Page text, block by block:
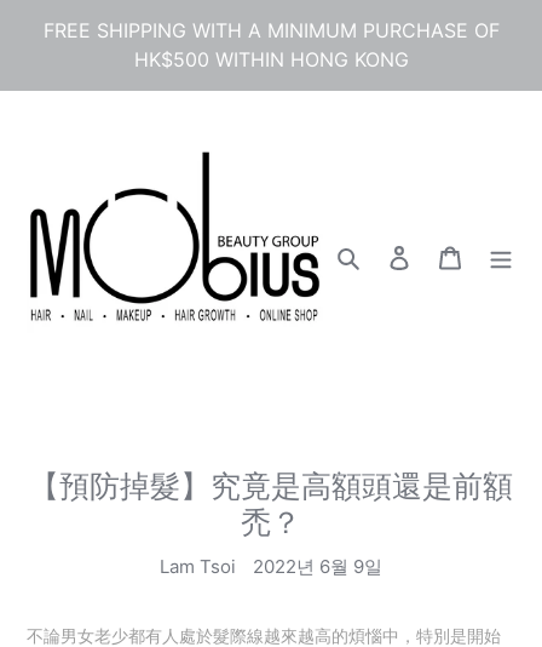
로
FREE SHIPPING WITH A MINIMUM PURCHASE OF
HK$500 WITHIN HONG KONG
검색 로그인 카트
【預防掉髮】究竟是高額頭還是前額
禿？
Lam Tsoi 2022년 6월 9일
不論男女老少都有人處於髮際線越來越高的煩惱中，特別是開始